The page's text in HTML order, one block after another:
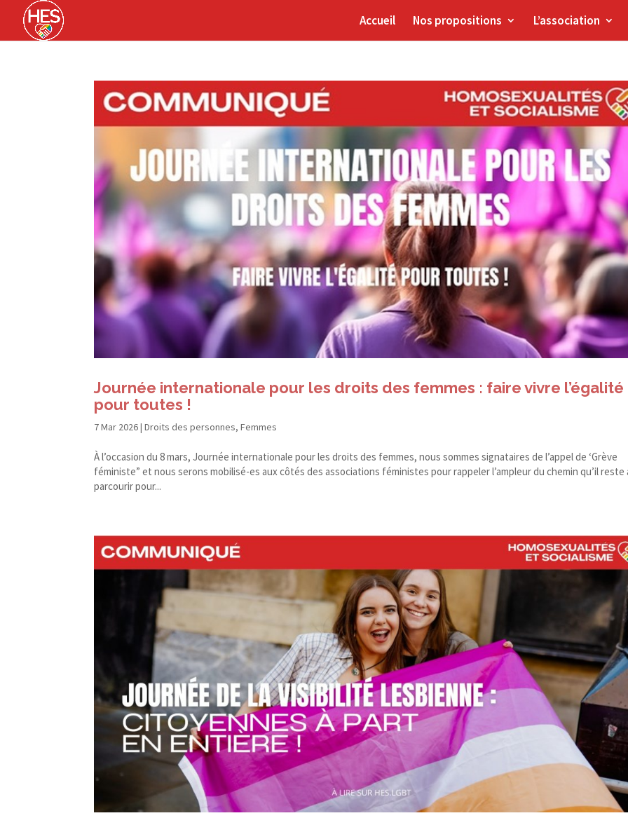
Accueil Nos propositions L’association
Journée internationale pour les droits des femmes : faire vivre l’égalité
pour toutes !
7 Mar 2026|Droits des personnes,Femmes
À l’occasion du 8 mars, Journée internationale pour les droits des femmes, nous sommes signataires de l’appel de ‘Grève
féministe” et nous serons mobilisé-​es aux côtés des associations féministes pour rappeler l’ampleur du chemin qu’il reste
parcourir pour...